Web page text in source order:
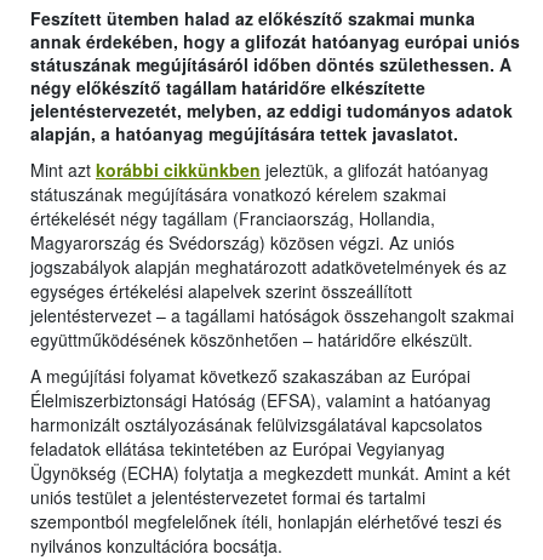
Feszített ütemben halad az előkészítő szakmai munka
annak érdekében, hogy a glifozát hatóanyag európai uniós
státuszának megújításáról időben döntés születhessen. A
négy előkészítő tagállam határidőre elkészítette
jelentéstervezetét, melyben, az eddigi tudományos adatok
alapján, a hatóanyag megújítására tettek javaslatot.
Mint azt korábbi cikkünkben jeleztük, a glifozát hatóanyag
státuszának megújítására vonatkozó kérelem szakmai
értékelését négy tagállam (Franciaország, Hollandia,
Magyarország és Svédország) közösen végzi. Az uniós
jogszabályok alapján meghatározott adatkövetelmények és az
egységes értékelési alapelvek szerint összeállított
jelentéstervezet – a tagállami hatóságok összehangolt szakmai
együttműködésének köszönhetően – határidőre elkészült.
A megújítási folyamat következő szakaszában az Európai
Élelmiszerbiztonsági Hatóság (EFSA), valamint a hatóanyag
harmonizált osztályozásának felülvizsgálatával kapcsolatos
feladatok ellátása tekintetében az Európai Vegyianyag
Ügynökség (ECHA) folytatja a megkezdett munkát. Amint a két
uniós testület a jelentéstervezetet formai és tartalmi
szempontból megfelelőnek ítéli, honlapján elérhetővé teszi és
nyilvános konzultációra bocsátja.